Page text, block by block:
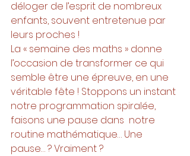
déloger de l’esprit de nombreux
enfants, souvent entretenue par
leurs proches !
La « semaine des maths » donne
l’occasion de transformer ce qui
semble être une épreuve, en une
véritable fête ! Stoppons un instant
notre programmation spiralée,
faisons une pause dans  notre
routine mathématique… Une
pause… ? Vraiment ?